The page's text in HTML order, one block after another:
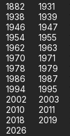
1882 1931
1938
1939
1946
1947
1954
1955
1962
1963
1970
1971
1978
1979
1986
1987
1994
1995
2002
2003
2010
2011
2018
2019
2026